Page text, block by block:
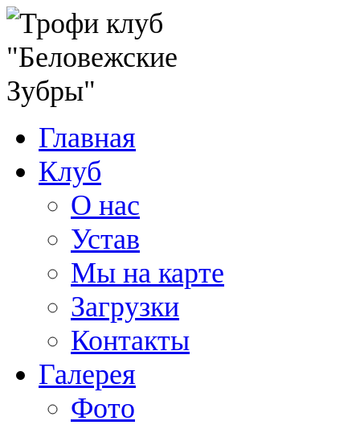
Главная
Клуб
О нас
Устав
Мы на карте
Загрузки
Контакты
Галерея
Фото